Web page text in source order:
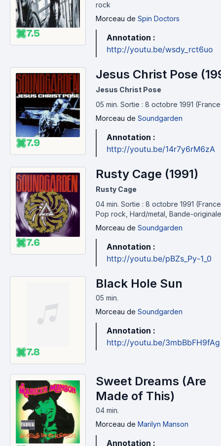
7.5
rock
Morceau de Spin Doctors
Annotation :
http://youtu.be/wsdy_rct6uo
7.9
Jesus Christ Pose
Jesus Christ Pose
05 min. Sortie : 8 octobre 1991
Morceau de Soundgarden
Annotation :
http://youtu.be/14r7y6rM6zA
7.6
Rusty Cage (1991)
Rusty Cage
04 min. Sortie : 8 octobre 1991
Pop rock, Hard/metal, Bande-originale
Morceau de Soundgarden
Annotation :
http://youtu.be/pBZs_Py-1_0
7.8
Black Hole Sun
05 min.
Morceau de Soundgarden
Annotation :
http://youtu.be/3mbBbFH9fAg
Sweet Dreams (Are
Made of This)
04 min.
Morceau de Marilyn Manson
Annotation :